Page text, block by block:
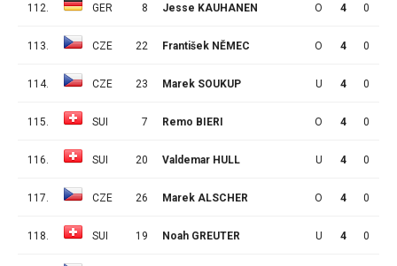
112. GER 8 Jesse KAUHANEN O 4 0
113. CZE 22 František NĚMEC O 4 0
114. CZE 23 Marek SOUKUP U 4 0
115. SUI 7 Remo BIERI O 4 0
116. SUI 20 Valdemar HULL U 4 0
117. CZE 26 Marek ALSCHER O 4 0
118. SUI 19 Noah GREUTER U 4 0